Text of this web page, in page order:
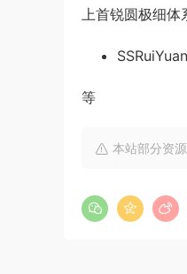
上首锐圆极细体
等
本站部分资